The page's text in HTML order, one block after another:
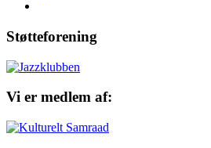
Støtteforening
Vi er medlem af: